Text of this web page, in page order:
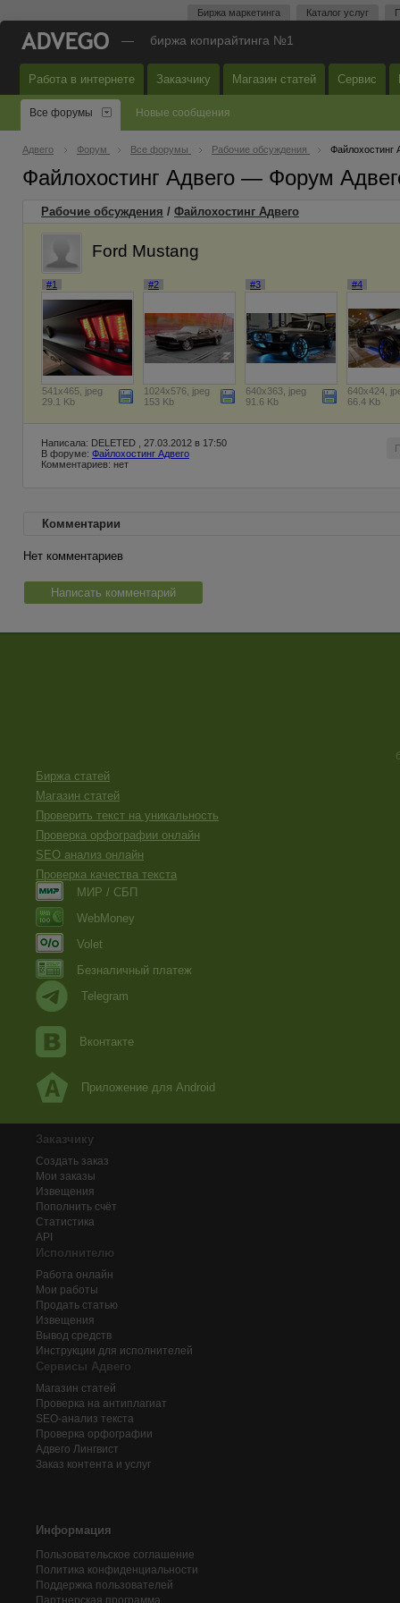
Биржа маркетинга Каталог услуг
— биржа копирайтинга №1
Работа в интернете Заказчику Магазин статей Сервис
Все форумы Новые сообщения
Адвего Форум Все форумы Рабочие обсуждения Файлохостинг
Файлохостинг Адвего — Форум
Рабочие обсуждения / Файлохостинг Адвего
Ford Mustang
#1
541x465, jpeg
29.1 Kb
#2
1024x576, jpeg
153 Kb
#3
640x363, jpeg
91.6 Kb
#4
640x424,
66.4 Kb
Написала: DELETED , 27.03.2012 в 17:50
В форуме: Файлохостинг Адвего
Комментариев: нет
Комментарии
Нет комментариев
Написать комментарий
Биржа статей
Магазин статей
Проверить текст на уникальность
Проверка орфографии онлайн
SEO анализ онлайн
Проверка качества текста
МИР / СБП
WebMoney
Volet
Безналичный платеж
Telegram
Вконтакте
Приложение для Android
Заказчику
Создать заказ
Мои заказы
Извещения
Пополнить счёт
Статистика
API
Исполнителю
Работа онлайн
Мои работы
Продать статью
Извещения
Вывод средств
Инструкции для исполнителей
Сервисы Адвего
Магазин статей
Проверка на антиплагиат
SEO-анализ текста
Проверка орфографии
Адвего Лингвист
Заказ контента и услуг
Информация
Пользовательское соглашение
Политика конфиденциальности
Поддержка пользователей
Партнерская программа